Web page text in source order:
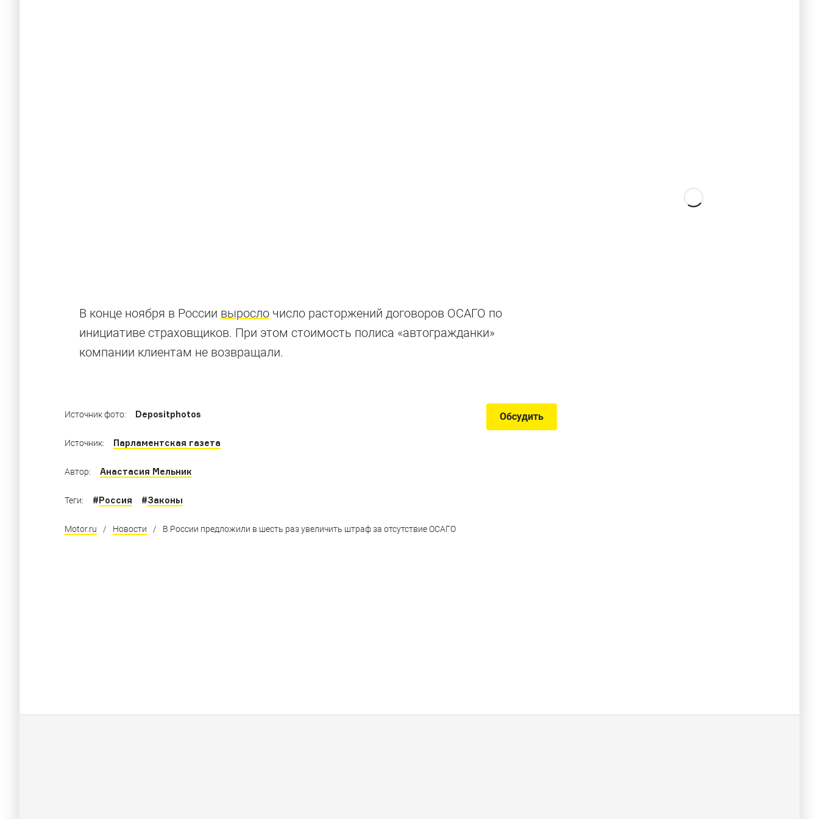
В конце ноября в России выросло число расторжений договоров ОСАГО по
инициативе страховщиков. При этом стоимость полиса «автогражданки»
компании клиентам не возвращали.
9 ну очень странных аварий
Дорожно-транспортные происшествия, произошедшие ввиду необычных обстоятельств
Обсудить
Источник фото: Depositphotos
Источник: Парламентская газета
Автор: Анастасия Мельник
Теги: #Россия #Законы
Motor.ru / Новости / В России предложили в шесть раз увеличить штраф за отсутствие ОСАГО